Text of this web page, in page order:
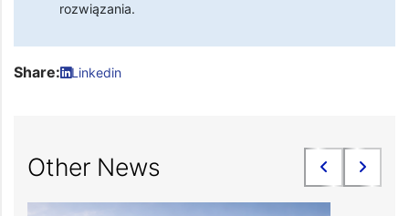
rozwiązania.
Share: Linkedin
Other News